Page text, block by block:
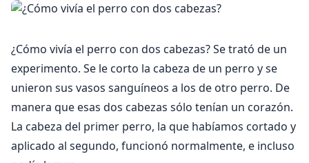
¿Cómo vivía el perro con dos cabezas? Se trató de un
experimento. Se le corto la cabeza de un perro y se
unieron sus vasos sanguíneos a los de otro perro. De
manera que esas dos cabezas sólo tenían un corazón.
La cabeza del primer perro, la que habíamos cortado y
aplicado al segundo, funcionó normalmente, e incluso